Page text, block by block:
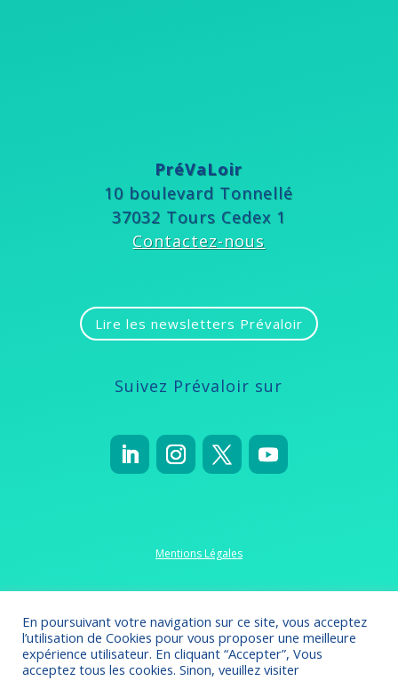
PréVaLoir
10 boulevard Tonnellé
37032 Tours Cedex 1
Contactez-nous
Lire les newsletters Prévaloir
Suivez Prévaloir sur
Mentions Légales
Politique de confidentialité
En poursuivant votre navigation sur ce site, vous acceptez
l’utilisation de Cookies pour vous proposer une meilleure
expérience utilisateur. En cliquant “Accepter”, Vous
acceptez tous les cookies. Sinon, veuillez visiter